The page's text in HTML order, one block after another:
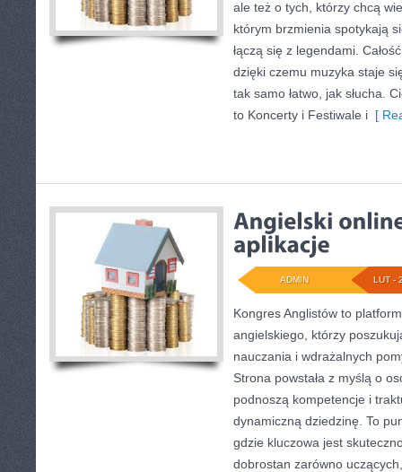
ale też o tych, którzy chcą
którym brzmienia spotykają
łączą się z legendami.
dzięki czemu muzyka staje
tak samo łatwo, jak słucha.
to Koncerty i Festiwale i [
LUT -
ADMIN
Kongres Anglistów to
angielskiego, którzy
nauczania i wdrażalnych
Strona powstała z myślą o
podnoszą kompetencje i
dynamiczną dziedzinę. To
gdzie kluczowa jest
dobrostan zarówno